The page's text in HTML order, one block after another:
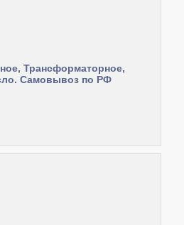
Трансформаторное,
Самовывоз по РФ